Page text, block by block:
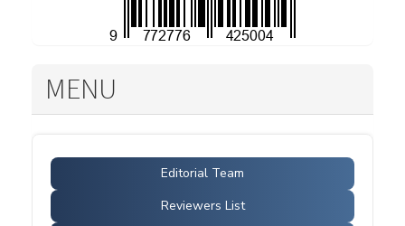
MENU
Editorial Team
Reviewers List